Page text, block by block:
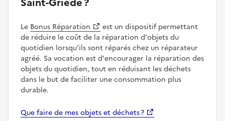
Le Bonus Réparation
est un dispositif permettant
de réduire le coût de la réparation d'objets du
quotidien lorsqu'ils sont réparés chez un réparateur
agréé. Sa vocation est d'encourager la réparation des
objets du quotidien, tout en réduisant les déchets
dans le but de faciliter une consommation plus
durable.
Que faire de mes objets et déchets ?